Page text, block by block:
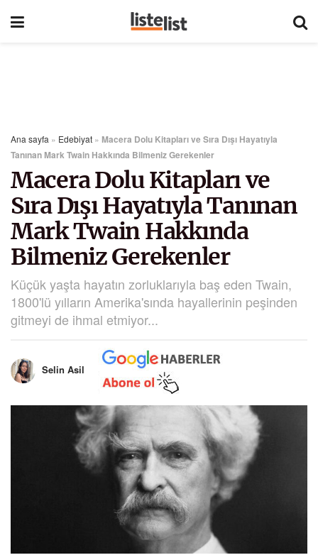
Ana sayfa » Edebiyat » Macera Dolu Kitapları ve Sıra Dışı Hayatıyla
Tanınan Mark Twain Hakkında Bilmeniz Gerekenler
Macera Dolu Kitapları ve
Sıra Dışı Hayatıyla Tanınan
Mark Twain Hakkında
Bilmeniz Gerekenler
Küçük yaşta hayatın zorluklarıyla baş eden Twain,
1800'lü yılların Amerika'sında hayallerinin peşinden
gitmeyi de ihmal etmiyor...
Selin Asil